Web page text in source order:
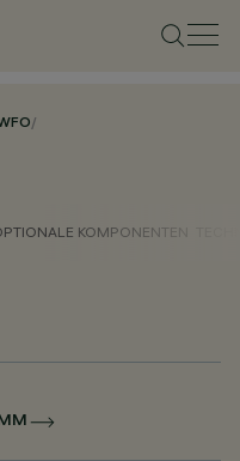
/
KOMPONENTEN